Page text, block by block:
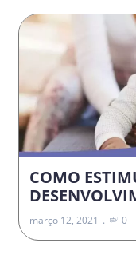
COMO
março 12, 2021 0